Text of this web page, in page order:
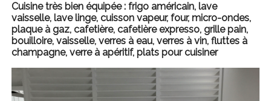
Cuisine très bien équipée : frigo américain, lave
vaisselle, lave linge, cuisson vapeur, four, micro-ondes,
plaque à gaz, cafetière, cafetière expresso, grille pain,
bouilloire, vaisselle, verres à eau, verres à vin, fluttes à
champagne, verre à apéritif, plats pour cuisiner